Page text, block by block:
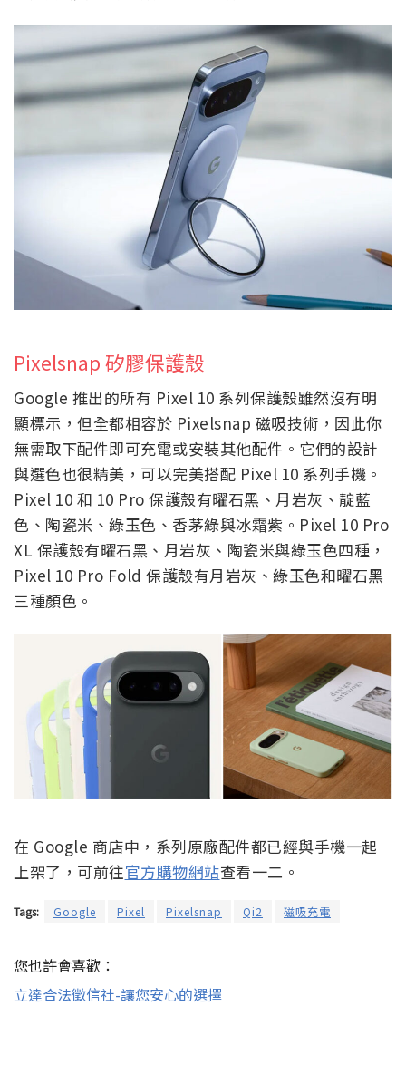
Pixelsnap 矽膠保護殼
Google 推出的所有 Pixel 10 系列保護殼雖然沒有明
顯標示，但全都相容於 Pixelsnap 磁吸技術，因此你
無需取下配件即可充電或安裝其他配件。它們的設計
與選色也很精美，可以完美搭配 Pixel 10 系列手機。
Pixel 10 和 10 Pro 保護殼有曜石黑、月岩灰、靛藍
色、陶瓷米、綠玉色、香茅綠與冰霜紫。Pixel 10 Pro
XL 保護殼有曜石黑、月岩灰、陶瓷米與綠玉色四種，
Pixel 10 Pro Fold 保護殼有月岩灰、綠玉色和曜石黑
三種顏色。
在 Google 商店中，系列原廠配件都已經與手機一起
上架了，可前往官方購物網站查看一二。
Tags: Google Pixel Pixelsnap Qi2 磁吸充電
您也許會喜歡：
立達合法徵信社-讓您安心的選擇